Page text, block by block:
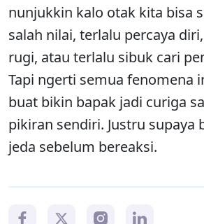
nunjukkin kalo otak kita bisa
salah nilai, terlalu percaya
rugi, atau terlalu sibuk cari
Tapi ngerti semua fenomena
buat bikin bapak jadi curiga
pikiran sendiri. Justru supaya
jeda sebelum bereaksi.